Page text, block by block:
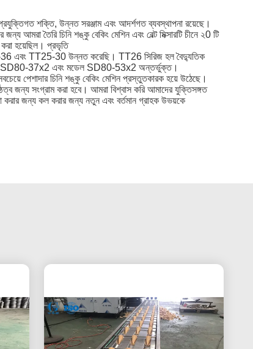
শক্তি, উন্নত সরঞ্জাম এবং আদর্শগত ব্যবস্থাপনা রয়েছে।
জন্য আমরা তৈরি চিনি শঙ্কু বেকিং মেশিন এবং বেল্ট মিক্সারটি চীনে ২0 টি
করা হয়েছিল। প্রভৃতি
36 এবং TT25-30 উন্নত করেছি। TT26 সিরিজ হল বৈদ্যুতিক
SD80-37x2 এবং মডেল SD80-53x2 অন্তর্ভুক্ত।
পেশাদার চিনি শঙ্কু বেকিং মেশিন প্রস্তুতকারক হয়ে উঠেছে।
জন্য সংগ্রাম করা হবে। আমরা বিশ্বাস করি আমাদের যুক্তিসঙ্গত
জন্য কল করার জন্য নতুন এবং বর্তমান গ্রাহক উভয়কে